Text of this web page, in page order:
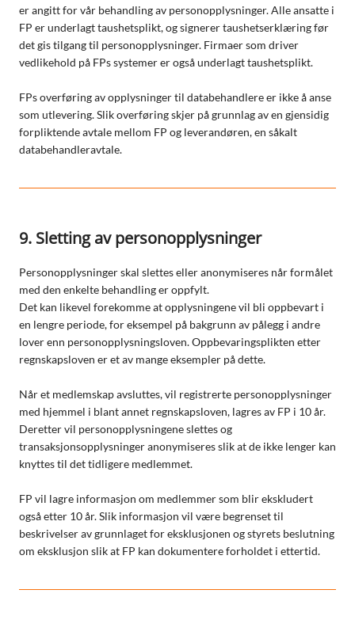
er angitt for vår behandling av personopplysninger. Alle ansatte i
FP er underlagt taushetsplikt, og signerer taushetserklæring før
det gis tilgang til personopplysninger. Firmaer som driver
vedlikehold på FPs systemer er også underlagt taushetsplikt.
FPs overføring av opplysninger til databehandlere er ikke å anse
som utlevering. Slik overføring skjer på grunnlag av en gjensidig
forpliktende avtale mellom FP og leverandøren, en såkalt
databehandleravtale.
9. Sletting av personopplysninger
Personopplysninger skal slettes eller anonymiseres når formålet
med den enkelte behandling er oppfylt.
Det kan likevel forekomme at opplysningene vil bli oppbevart i
en lengre periode, for eksempel på bakgrunn av pålegg i andre
lover enn personopplysningsloven. Oppbevaringsplikten etter
regnskapsloven er et av mange eksempler på dette.
Når et medlemskap avsluttes, vil registrerte personopplysninger
med hjemmel i blant annet regnskapsloven, lagres av FP i 10 år.
Deretter vil personopplysningene slettes og
transaksjonsopplysninger anonymiseres slik at de ikke lenger kan
knyttes til det tidligere medlemmet.
FP vil lagre informasjon om medlemmer som blir ekskludert
også etter 10 år. Slik informasjon vil være begrenset til
beskrivelser av grunnlaget for eksklusjonen og styrets beslutning
om eksklusjon slik at FP kan dokumentere forholdet i ettertid.